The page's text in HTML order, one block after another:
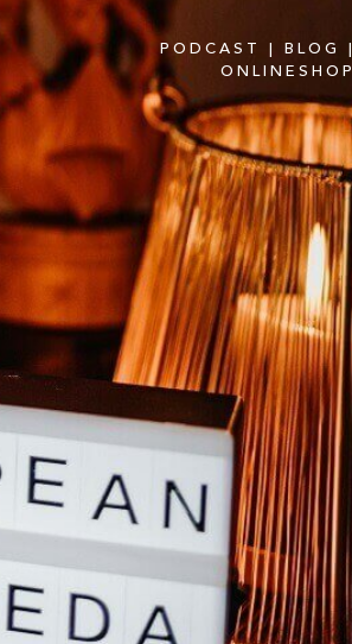
PODCAST BLOG
ONLINESHOP